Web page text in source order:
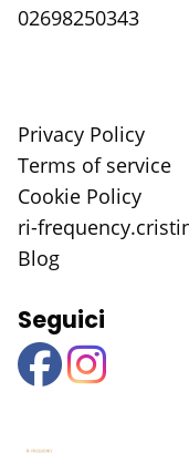
02698250343
Privacy Policy
Terms of service
Cookie Policy
ri-
Blog
Seguici